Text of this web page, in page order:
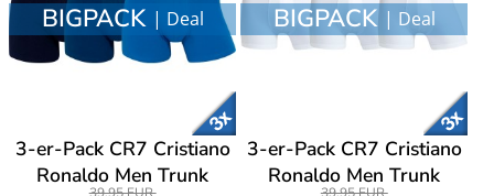
BIGPACK | Deal
3-er-Pack CR7 Cristiano
Ronaldo Men Trunk
BIGPACK | Deal
3-er-Pack CR7 Cristiano
Ronaldo Men Trunk